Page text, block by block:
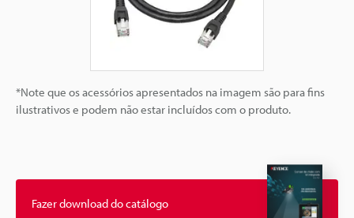
*Note que os acessórios apresentados na imagem são para fins
ilustrativos e podem não estar incluídos com o produto.
Fazer download do catálogo